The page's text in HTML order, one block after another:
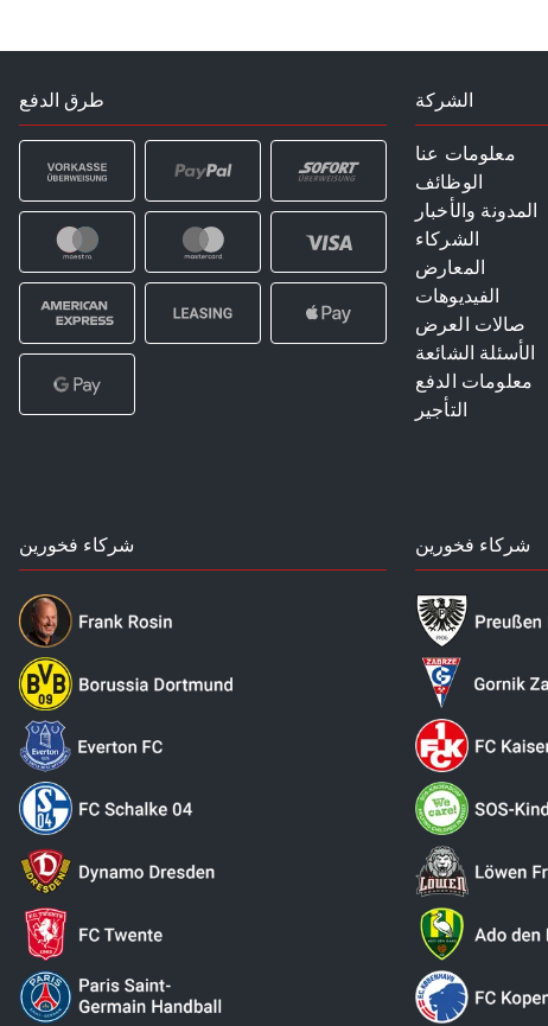
طرق الدفع الشركة
معلومات عنا
الوظائف
المدونة والأخبار
الشركاء
المعارض
الفيديوهات
صالات العرض
الأسئلة الشائعة
معلومات الدفع
التأجير
شركاء فخورين شركاء فخورين